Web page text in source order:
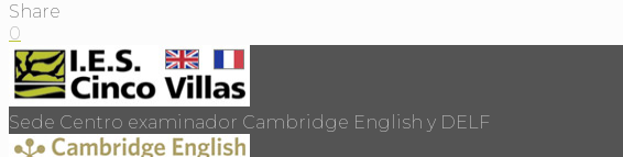
Share
0
Sede Centro examinador Cambridge English y DELF